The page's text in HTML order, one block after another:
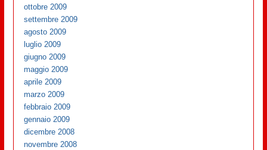
ottobre 2009
settembre 2009
agosto 2009
luglio 2009
giugno 2009
maggio 2009
aprile 2009
marzo 2009
febbraio 2009
gennaio 2009
dicembre 2008
novembre 2008